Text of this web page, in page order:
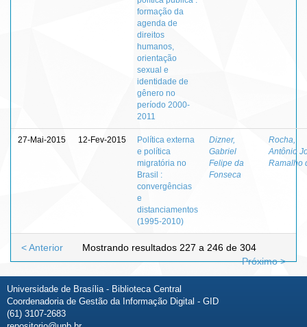
formação da
agenda de
direitos
humanos,
orientação
sexual e
identidade de
gênero no
período 2000-
2011
27-Mai-2015 12-Fev-2015
Política externa
e política
migratória no
Brasil :
convergências
e
distanciamentos
(1995-2010)
Dizner,
Gabriel
Felipe da
Fonseca
Rocha,
Antônio
Ramalho
Mostrando resultados 227 a 246 de 304
< Anterior
Próximo >
Universidade de Brasília - Biblioteca Central
Coordenadoria de Gestão da Informação Digital - GID
(61) 3107-2683